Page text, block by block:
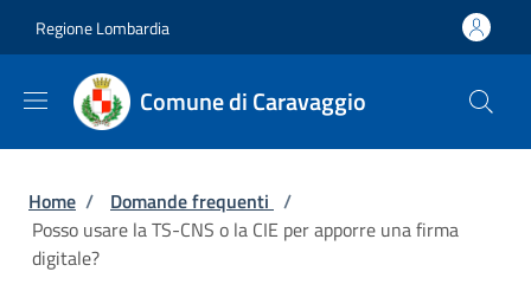
Regione Lombardia
Comune di Caravaggio
Briciole di pane
Home / Domande frequenti /
Posso usare la TS-CNS o la CIE per apporre una firma
digitale?